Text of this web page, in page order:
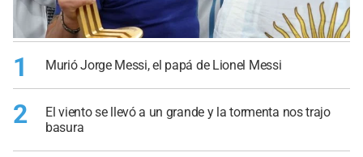
1 Murió Jorge Messi, el papá de Lionel Messi
2
El viento se llevó a un grande y la tormenta nos trajo
basura